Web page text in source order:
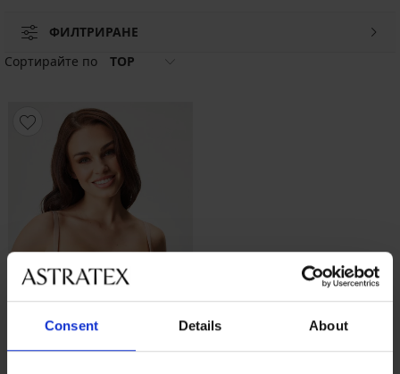
Consent Details About
ФИЛТРИРАНЕ
Сортирайте по
TOP